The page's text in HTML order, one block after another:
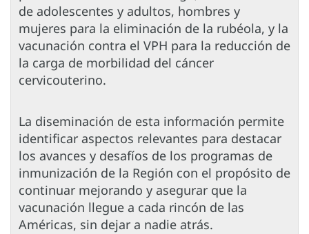
de adolescentes y adultos, hombres y
mujeres para la eliminación de la rubéola, y la
vacunación contra el VPH para la reducción de
la carga de morbilidad del cáncer
cervicouterino.
La diseminación de esta información permite
identificar aspectos relevantes para destacar
los avances y desafíos de los programas de
inmunización de la Región con el propósito de
continuar mejorando y asegurar que la
vacunación llegue a cada rincón de las
Américas, sin dejar a nadie atrás.